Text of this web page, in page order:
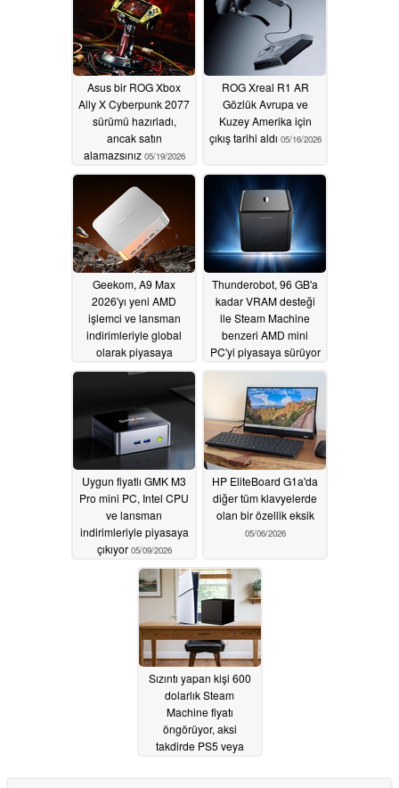
Asus bir ROG Xbox
Ally X Cyberpunk 2077
sürümü hazırladı,
ancak satın
alamazsınız 05/19/2026
ROG Xreal R1 AR
Gözlük Avrupa ve
Kuzey Amerika için
çıkış tarihi aldı 05/16/2026
Geekom, A9 Max
2026'yı yeni AMD
işlemci ve lansman
indirimleriyle global
olarak piyasaya
sürüyor05/14/2026
Thunderobot, 96 GB'a
kadar VRAM desteği
ile Steam Machine
benzeri AMD mini
PC'yi piyasaya sürüyor
05/13/2026
Uygun fiyatlı GMK M3
Pro mini PC, Intel CPU
ve lansman
indirimleriyle piyasaya
çıkıyor 05/09/2026
HP EliteBoard G1a'da
diğer tüm klavyelerde
olan bir özellik eksik
05/06/2026
Sızıntı yapan kişi 600
dolarlık Steam
Machine fiyatı
öngörüyor, aksi
takdirde PS5 veya